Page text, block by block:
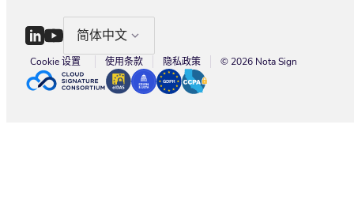
简体中文
Cookie 设置 使用条款 隐私政策 © 2026 Nota Sign